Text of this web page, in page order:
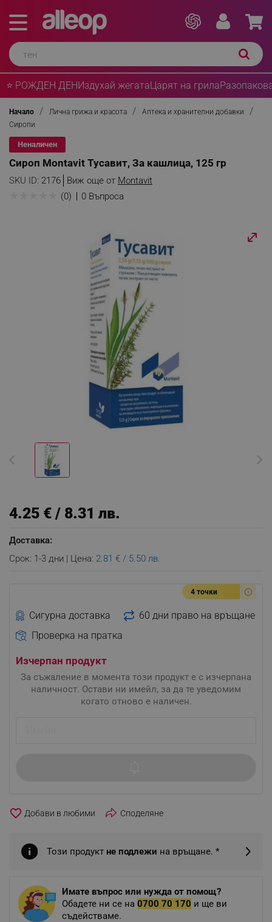
⭐ РОЖДЕН ДЕНИздухай жегатаЦарят на грила
Начало Лична грижа и красота
Аптека и хранителни добавки
Сиропи
Неналичен
Сироп Montavit Тусавит, За кашлица, 125 гр
SKU ID: 2176 Виж още от Montavit
(0) 0 Въпроса
4.25 € / 8.31 лв.
Доставка:
Срок: 1-3 дни | Цена: 2.81 € / 5.50 лв.
4 точки
Сигурна доставка
60 дни право на връщане
Проверка на пратка
Изчерпан продукт
За съжаление в момента този продукт е с изчерпана
наличност. Остави ни имейл, за да те уведомим
когато отново е наличен.
favorite_border Споделяне
Този продукт не подлежи на връщане. *
Имате въпрос или нужда от помощ?
Обадете ни се на 0700 70 170 и ще ви
съдействаме.